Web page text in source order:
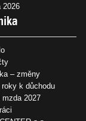
2026
– změny
k důchodu
mzda 2027